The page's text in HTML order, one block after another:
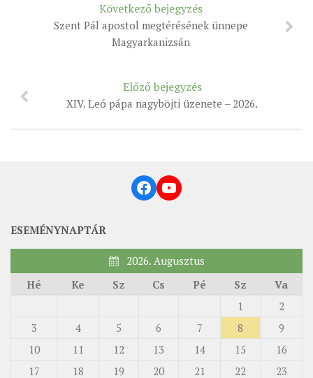
Következő bejegyzés
Szent Pál apostol megtérésének ünnepe
Magyarkanizsán
Előző bejegyzés
XIV. Leó pápa nagyböjti üzenete – 2026.
Facebook
YouTube
ESEMÉNYNAPTÁR
2026. Augusztus
Hé
Ke Sz Cs Pé Sz
Va
1
2
3
4 5 6 7 8
9
10
11 12 13 14 15
16
17
18 19 20 21 22 23